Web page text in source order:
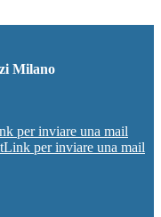
Milano
per inviare una mail
Link per inviare una mail